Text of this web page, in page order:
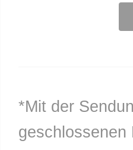
*Mit der
geschlossenen